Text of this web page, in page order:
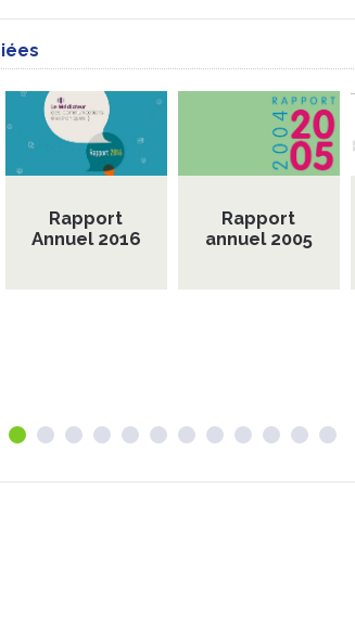
Rapport
Annuel 2016
Rapport
annuel 2005